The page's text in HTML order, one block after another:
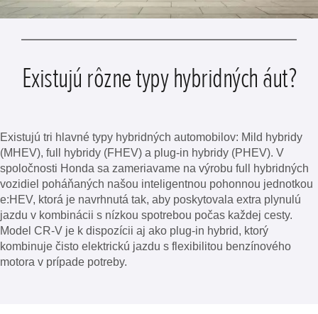
Existujú rôzne typy hybridných áut?
Existujú tri hlavné typy hybridných automobilov: Mild hybridy
(MHEV), full hybridy (FHEV) a plug-in hybridy (PHEV). V
spoločnosti Honda sa zameriavame na výrobu full hybridných
vozidiel poháňaných našou inteligentnou pohonnou jednotkou
e:HEV, ktorá je navrhnutá tak, aby poskytovala extra plynulú
jazdu v kombinácii s nízkou spotrebou počas každej cesty.
Model CR-V je k dispozícii aj ako plug-in hybrid, ktorý
kombinuje čisto elektrickú jazdu s flexibilitou benzínového
motora v prípade potreby.